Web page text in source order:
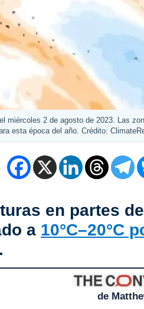
miércoles 2 de agosto de 2023. Las
esta época del año. Crédito:
en partes
a 10°C–20°C
de